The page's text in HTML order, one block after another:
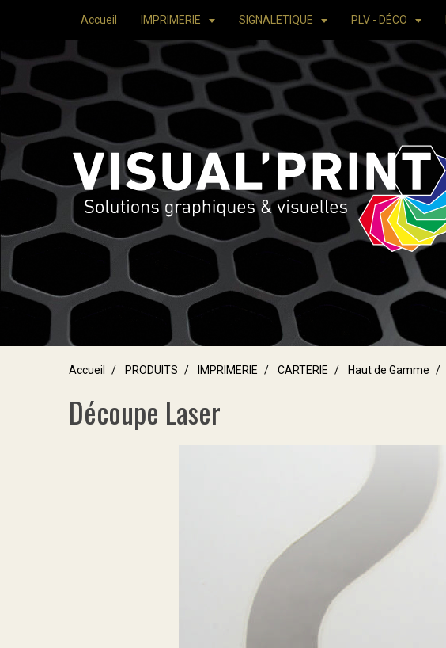
Accueil IMPRIMERIE SIGNALETIQUE PLV - DÉCO
Accueil PRODUITS IMPRIMERIE CARTERIE Haut de Gamme
Découpe Laser